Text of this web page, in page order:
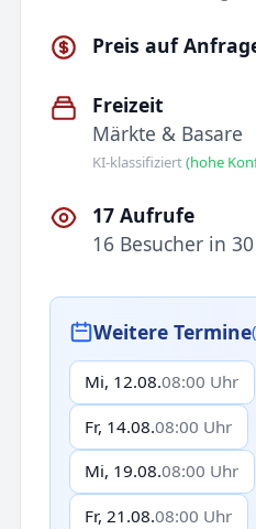
Preis auf
Freizeit
Märkte & Basare
KI-klassifiziert(hohe
17 Aufrufe
16 Besucher in
Weitere Termine
Mi, 12.08.08:00 Uhr
Fr, 14.08.08:00 Uhr
Mi, 19.08.08:00 Uhr
Fr, 21.08.08:00 Uhr